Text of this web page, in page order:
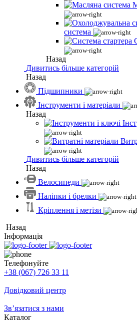
система
Назад
Дивитись більше категорій
Назад
Підшипники
Інструменти і матеріали
Назад
Дивитись більше категорій
Назад
Велосипеди
Наліпки і брелки
Кріплення і метізи
Назад
Інформація
Телефонуйте
+38 (067) 726 33 11
Довідковий центр
Зв’язатися з нами
Каталог